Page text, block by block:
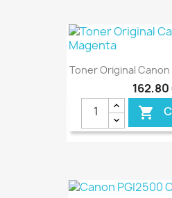
Toner Original
162,80
